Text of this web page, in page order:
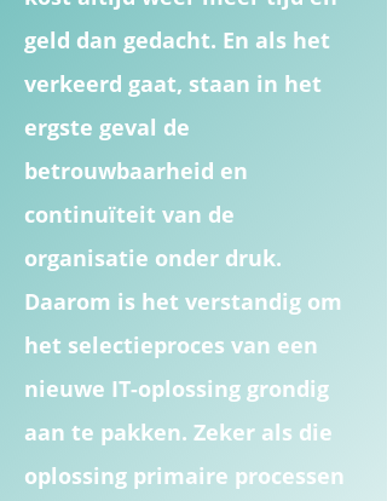
geld dan gedacht. En als het
verkeerd gaat, staan in het
ergste geval de
betrouwbaarheid en
continuïteit van de
organisatie onder druk.
Daarom is het verstandig om
het selectieproces van een
nieuwe IT-oplossing grondig
aan te pakken. Zeker als die
oplossing primaire processen